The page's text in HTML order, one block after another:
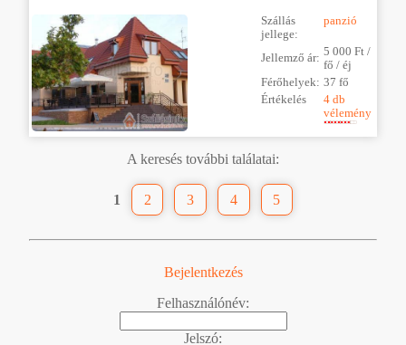
Szállás
jellege:
panzió
Jellemző ár: 5 000 Ft /
fő / éj
Férőhelyek: 37 fő
Értékelés
4 db
vélemény
A keresés további találatai:
1 2 3 4 5
Bejelentkezés
Felhasználónév:
Jelszó: